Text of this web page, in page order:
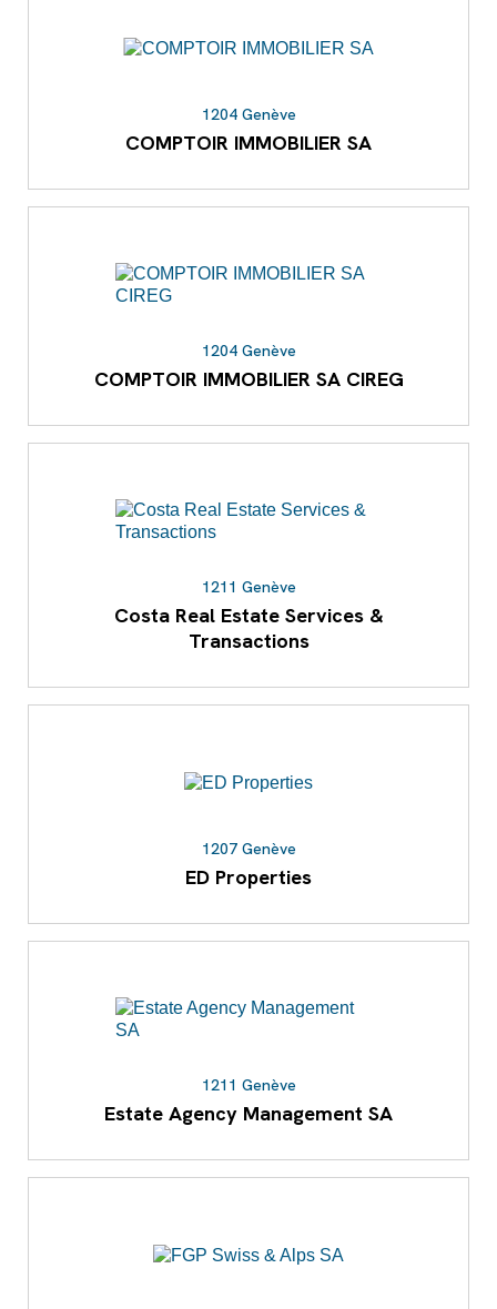
1204 Genève
COMPTOIR IMMOBILIER SA
1204 Genève
COMPTOIR IMMOBILIER SA CIREG
1211 Genève
Costa Real Estate Services &
Transactions
1207 Genève
ED Properties
1211 Genève
Estate Agency Management SA